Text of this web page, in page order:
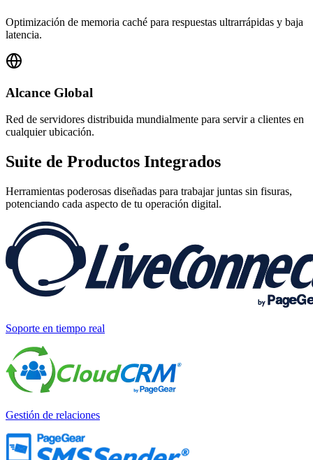
Optimización de memoria caché para respuestas ultrarrápidas y baja
latencia.
Alcance Global
Red de servidores distribuida mundialmente para servir a clientes en
cualquier ubicación.
Suite de Productos Integrados
Herramientas poderosas diseñadas para trabajar juntas sin fisuras,
potenciando cada aspecto de tu operación digital.
Soporte en tiempo real
Gestión de relaciones